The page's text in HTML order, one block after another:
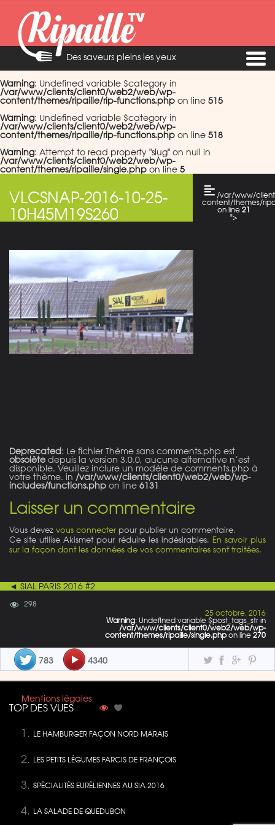
Des saveurs pleins les yeux
Warning: Undefined variable $category in
/var/www/clients/client0/web2/web/wp-
content/themes/ripaille/rip-functions.php on line 515
Warning: Undefined variable $category in
/var/www/clients/client0/web2/web/wp-
content/themes/ripaille/rip-functions.php on line 518
Warning: Attempt to read property "slug" on null in
/var/www/clients/client0/web2/web/wp-
content/themes/ripaille/single.php on line 5
VLCSNAP-2016-10-25-
10H45M19S260
/var/www/
content/themes/
on line 21
">
Deprecated: Le fichier Thème sans comments.php est
obsolète depuis la version 3.0.0, aucune alternative n’est
disponible. Veuillez inclure un modèle de comments.php à
votre thème. in /var/www/clients/client0/web2/web/wp-
includes/functions.php on line 6131
Laisser un commentaire
Vous devez vous connecter pour publier un commentaire.
Ce site utilise Akismet pour réduire les indésirables. En savoir plus
sur la façon dont les données de vos commentaires sont traitées.
◄ SIAL PARIS 2016 #2
298
25 octobre, 2016
Warning: Undefined variable $post_tags_str in
/var/www/clients/client0/web2/web/wp-
content/themes/ripaille/single.phpon line 270
783 4340
Mentions légales
TOP DES VUES
LE HAMBURGER FAÇON NORD MARAIS
LES PETITS LÉGUMES FARCIS DE FRANÇOIS
SPÉCIALITÉS EURÉLIENNES AU SIA 2016
LA SALADE DE QUEDUBON